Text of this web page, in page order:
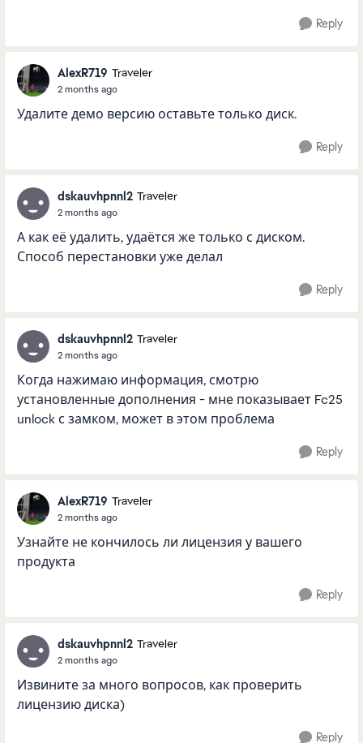
Reply
AlexR719 Traveler
2 months ago
Удалите демо версию оставьте только диск.
Reply
dskauvhpnnl2 Traveler
2 months ago
А как её удалить, удаётся же только с диском.
Способ перестановки уже делал
Reply
dskauvhpnnl2 Traveler
2 months ago
Когда нажимаю информация, смотрю
установленные дополнения - мне показывает Fc25
unlock с замком, может в этом проблема
Reply
AlexR719 Traveler
2 months ago
Узнайте не кончилось ли лицензия у вашего
продукта
Reply
dskauvhpnnl2 Traveler
2 months ago
Извините за много вопросов, как проверить
лицензию диска)
Reply